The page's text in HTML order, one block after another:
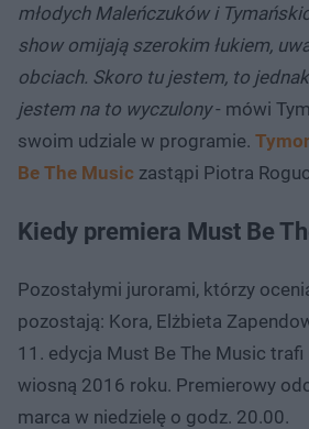
młodych Maleńczuków i
show omijają szerokim łukiem,
obciach. Skoro tu jestem, to
jestem na to wyczulony- mówi
swoim udziale w programie.
Be The Music zastąpi Piotra
Kiedy premiera Must Be
Pozostałymi jurorami, którzy
pozostają: Kora, Elżbieta
11. edycja Must Be The Music trafi
wiosną 2016 roku. Premierowy
marca w niedzielę o godz. 20.00.